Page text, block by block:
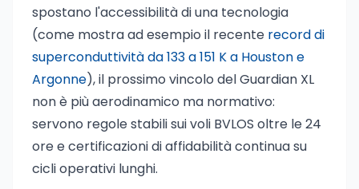
spostano l'accessibilità di una tecnologia
(come mostra ad esempio il recente record di
superconduttività da 133 a 151 K a Houston e
Argonne), il prossimo vincolo del Guardian XL
non è più aerodinamico ma normativo:
servono regole stabili sui voli BVLOS oltre le 24
ore e certificazioni di affidabilità continua su
cicli operativi lunghi.